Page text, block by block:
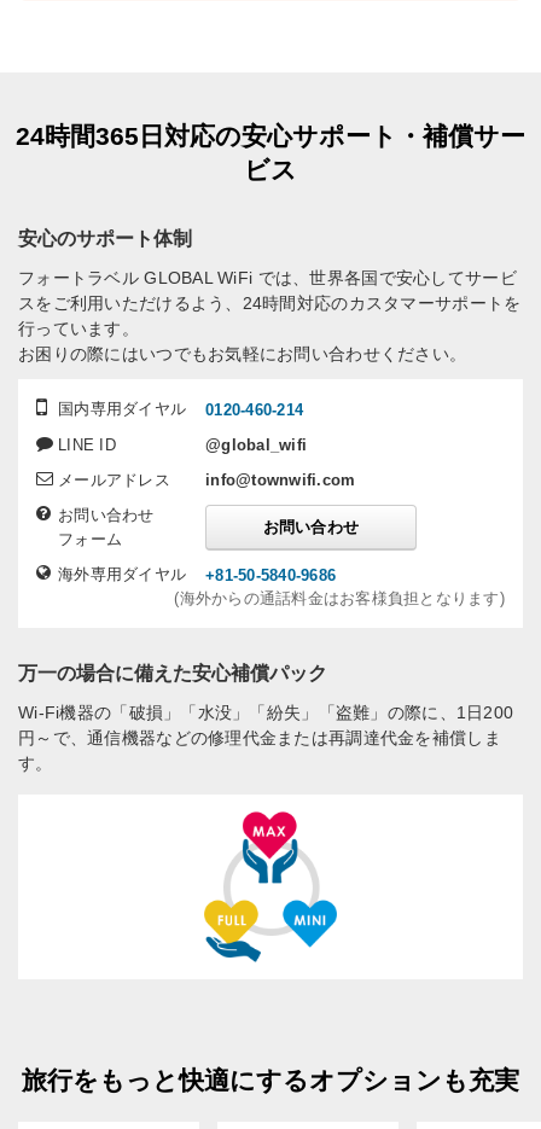
24時間365日対応の安心サポート・補償サー
ビス
安心のサポート体制
国内専用ダイヤル
0120-460-214
LINE ID
@global_wifi
メールアドレス
info@townwifi.com
お問い合わせ
フォーム
お問い合わせ
海外専用ダイヤル
+81-50-5840-9686
(海外からの通話料金はお客様負担となります)
フォートラベル GLOBAL WiFi では、世界各国で安心してサービ
スをご利用いただけるよう、24時間対応のカスタマーサポートを
行っています。
お困りの際にはいつでもお気軽にお問い合わせください。
万一の場合に備えた安心補償パック
Wi-Fi機器の「破損」「水没」「紛失」「盗難」の際に、1日200
円～で、通信機器などの修理代金または再調達代金を補償しま
す。
旅行をもっと快適にするオプションも充実